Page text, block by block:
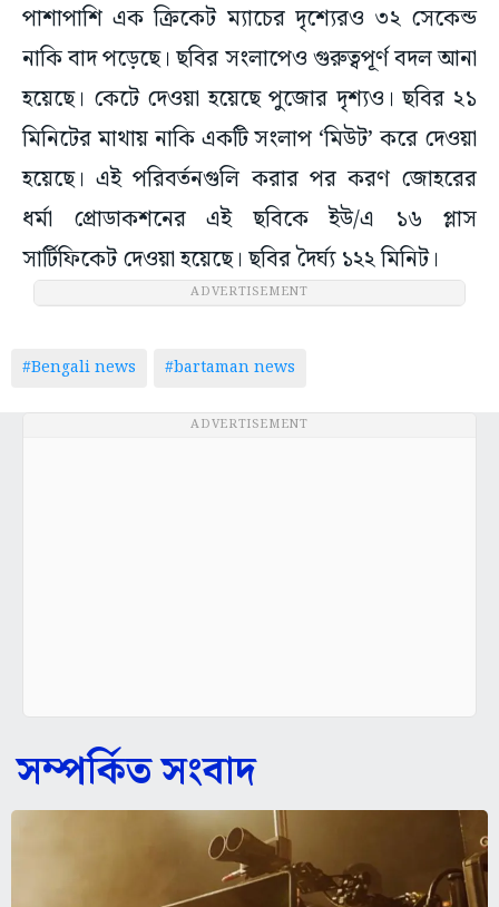
পাশাপাশি এক ক্রিকেট ম্যাচের দৃশ্যেরও ৩২ সেকেন্ড
নাকি বাদ পড়েছে। ছবির সংলাপেও গুরুত্বপূর্ণ বদল আনা
হয়েছে। কেটে দেওয়া হয়েছে পুজোর দৃশ্যও। ছবির ২১
মিনিটের মাথায় নাকি একটি সংলাপ ‘মিউট’ করে দেওয়া
হয়েছে। এই পরিবর্তনগুলি করার পর করণ জোহরের
ধর্মা প্রোডাকশনের এই ছবিকে ইউ/এ ১৬ প্লাস
সার্টিফিকেট দেওয়া হয়েছে। ছবির দৈর্ঘ্য ১২২ মিনিট।
ADVERTISEMENT
#Bengali news #bartaman news
ADVERTISEMENT
সম্পর্কিত সংবাদ